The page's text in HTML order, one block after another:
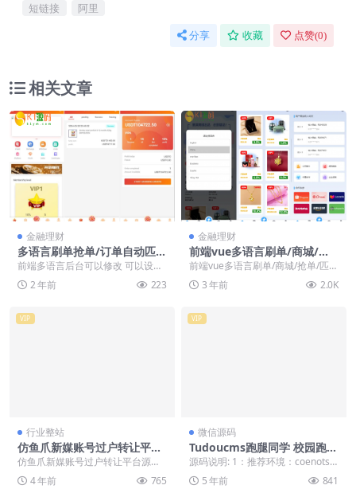
短链接
阿里
分享 收藏 点赞(0)
相关文章
金融理财
多语言刷单抢单/订单自动匹
配/分组杀打针/自动充值
前端多语言后台可以修改 可以设置
默认语言 默认地区时间限制 带有自
动充值的计划任...
2 年前 223
金融理财
前端vue多语言刷单/商城/抢
单/匹配源码
前端vue多语言刷单/商城/抢单/匹配
源码
3 年前 2.0K
VIP
行业整站
仿鱼爪新媒账号过户转让平台
源码友价内核账号交易系统平
仿鱼爪新媒账号过户转让平台源
码，友价内核账号交易系统平台源
码，友价内核公众号服务...
4 年前 765
VIP
微信源码
Tudoucms跑腿同学 校园跑腿
小程序源码
源码说明: 1：推荐环境：coenots7
+wdcp3.2 coenots7+宝...
5 年前 841